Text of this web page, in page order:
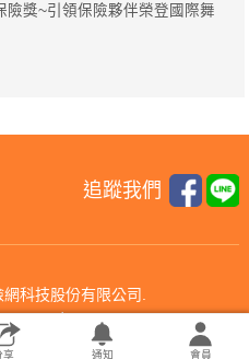
險獎~引領保險夥伴榮登國際舞
追蹤我們
科技股份有限公司.